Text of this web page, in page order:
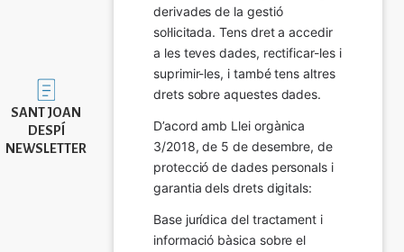
Imatge
SANT JOAN
DESPÍ
NEWSLETTER
derivades de la gestió
sol·licitada. Tens dret a accedir
a les teves dades, rectificar-les i
suprimir-les, i també tens altres
drets sobre aquestes dades.
D’acord amb Llei orgànica
3/2018, de 5 de desembre, de
protecció de dades personals i
garantia dels drets digitals:
Base jurídica del tractament i
informació bàsica sobre el